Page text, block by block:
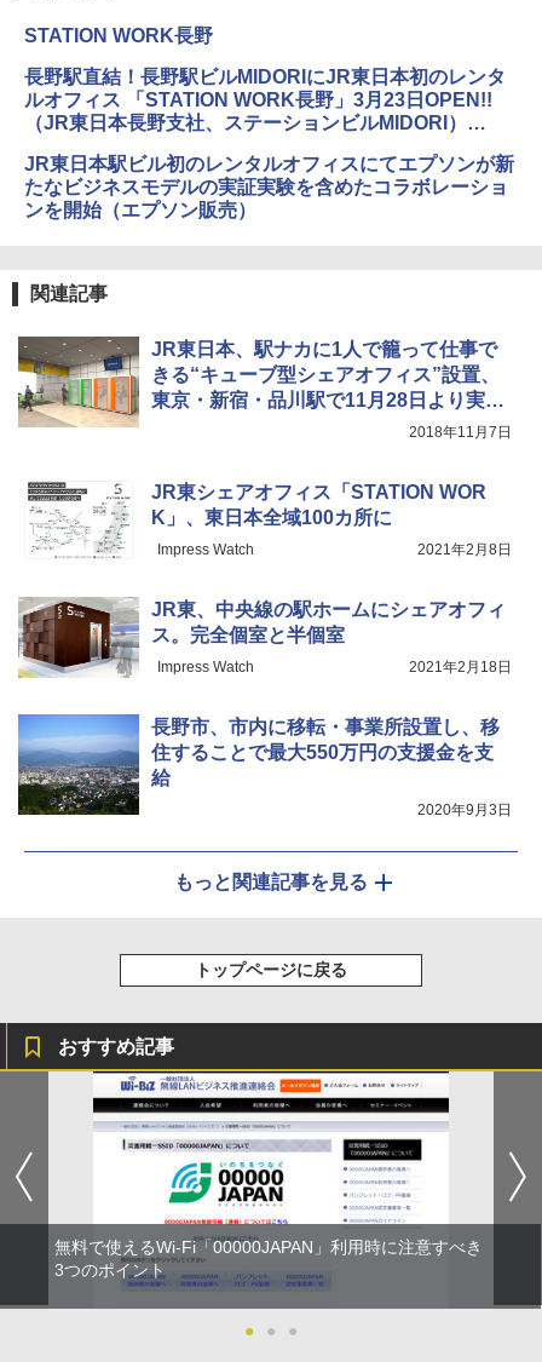
STATION WORK長野
長野駅直結！長野駅ビルMIDORIにJR東日本初のレンタ
ルオフィス 「STATION WORK長野」3月23日OPEN!!
（JR東日本長野支社、ステーションビルMIDORI）
JR東日本駅ビル初のレンタルオフィスにてエプソンが新
たなビジネスモデルの実証実験を含めたコラボレーショ
ンを開始（エプソン販売）
関連記事
JR東日本、駅ナカに1人で籠って仕事で
きる“キューブ型シェアオフィス”設置、
東京・新宿・品川駅で11月28日より実験
2018年11月7日
JR東シェアオフィス「STATION WOR
K」、東日本全域100カ所に
Impress Watch 2021年2月8日
JR東、中央線の駅ホームにシェアオフィ
ス。完全個室と半個室
Impress Watch 2021年2月18日
長野市、市内に移転・事業所設置し、移
住することで最大550万円の支援金を支
給
2020年9月3日
もっと関連記事を見る
トップページに戻る
おすすめ記事
無料で使えるWi-Fi「00000JAPAN」利用時に注意すべき
3つのポイント
● ● ●